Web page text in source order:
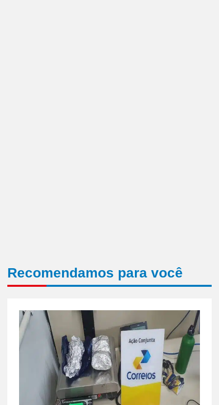
Recomendamos para você